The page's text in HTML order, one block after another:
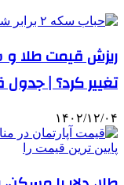
ریزش قیمت طلا و
تغییر کرد؟ |
۱۴۰۲/۱۲/۰۴